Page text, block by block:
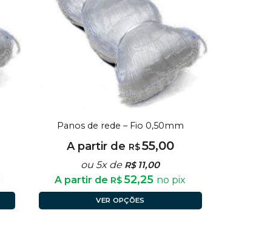
Panos de rede – Fio 0,50mm
A partir de R$55,00
ou 5x de R$ 11,00
A partir de R$52,25 no pix
VER OPÇÕES